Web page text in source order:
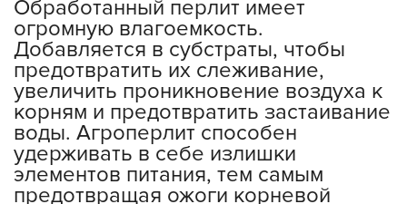
Обработанный перлит имеет
огромную влагоемкость.
Добавляется в субстраты, чтобы
предотвратить их слеживание,
увеличить проникновение воздуха к
корням и предотвратить застаивание
воды. Агроперлит способен
удерживать в себе излишки
элементов питания, тем самым
предотвращая ожоги корневой